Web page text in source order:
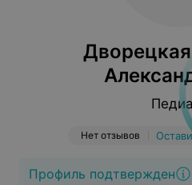
Нет отзывов
Профиль подтвержден